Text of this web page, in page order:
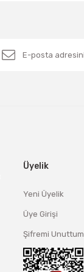
Üyelik
Yeni Üyelik
Üye Girişi
Şifremi Unuttum